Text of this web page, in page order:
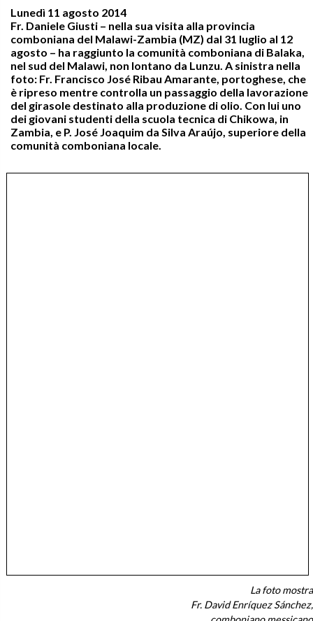
Lunedì 11 agosto 2014
Fr. Daniele Giusti – nella sua visita alla provincia
comboniana del Malawi-Zambia (MZ) dal 31 luglio al 12
agosto – ha raggiunto la comunità comboniana di Balaka,
nel sud del Malawi, non lontano da Lunzu. A sinistra nella
foto: Fr. Francisco José Ribau Amarante, portoghese, che
è ripreso mentre controlla un passaggio della lavorazione
del girasole destinato alla produzione di olio. Con lui uno
dei giovani studenti della scuola tecnica di Chikowa, in
Zambia, e P. José Joaquim da Silva Araújo, superiore della
comunità comboniana locale.
La foto mostra
Fr. David Enríquez Sánchez,